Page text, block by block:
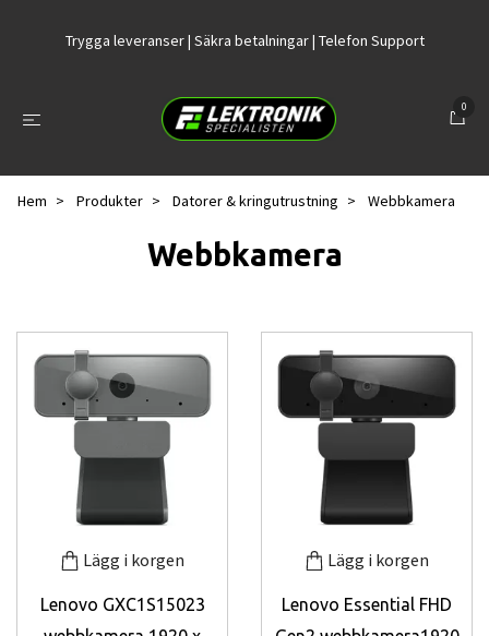
Trygga leveranser | Säkra betalningar | Telefon Support
0
Hem Produkter Datorer & kringutrustning Webbkamera
Webbkamera
Lägg i korgen
Lenovo GXC1S15023
Lägg i korgen
Lenovo Essential FHD